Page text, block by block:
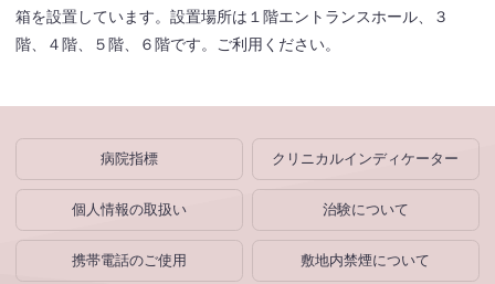
箱を設置しています。設置場所は１階エントランスホール、３
階、４階、５階、６階です。ご利用ください。
病院指標 クリニカルインディケーター
個人情報の取扱い 治験について
携帯電話のご使用 敷地内禁煙について